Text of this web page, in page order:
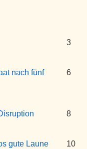
3
nach fünf
6
8
gute Laune
10